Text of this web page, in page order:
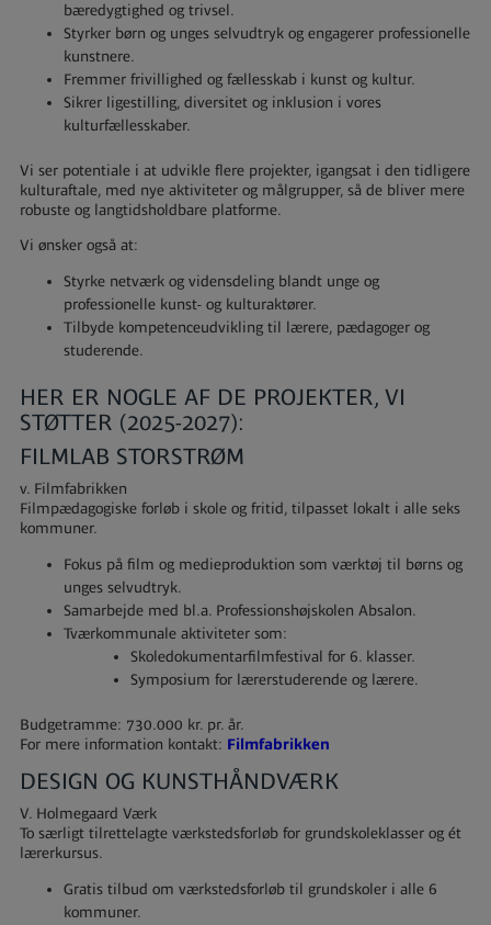
bæredygtighed og trivsel.
Styrker børn og unges selvudtryk og engagerer professionelle
kunstnere.
Fremmer frivillighed og fællesskab i kunst og kultur.
Sikrer ligestilling, diversitet og inklusion i vores
kulturfællesskaber.
Vi ser potentiale i at udvikle flere projekter, igangsat i den tidligere
kulturaftale, med nye aktiviteter og målgrupper, så de bliver mere
robuste og langtidsholdbare platforme.
Vi ønsker også at:
Styrke netværk og vidensdeling blandt unge og
professionelle kunst- og kulturaktører.
Tilbyde kompetenceudvikling til lærere, pædagoger og
studerende.
HER ER NOGLE AF DE PROJEKTER, VI
STØTTER (2025-2027):
FILMLAB STORSTRØM
v. Filmfabrikken
Filmpædagogiske forløb i skole og fritid, tilpasset lokalt i alle seks
kommuner.
Fokus på film og medieproduktion som værktøj til børns og
unges selvudtryk.
Samarbejde med bl.a. Professionshøjskolen Absalon.
Tværkommunale aktiviteter som:
Skoledokumentarfilmfestival for 6. klasser.
Symposium for lærerstuderende og lærere.
Budgetramme: 730.000 kr. pr. år.
For mere information kontakt: Filmfabrikken
DESIGN OG KUNSTHÅNDVÆRK
V. Holmegaard Værk
To særligt tilrettelagte værkstedsforløb for grundskoleklasser og ét
lærerkursus.
Gratis tilbud om værkstedsforløb til grundskoler i alle 6
kommuner.